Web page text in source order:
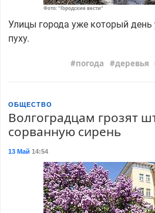
Фото: "Городские вести"
Улицы города уже который
пуху.
погода деревья
ОБЩЕСТВО
Волгоградцам грозят
сорванную сирень
13 Май 14:54